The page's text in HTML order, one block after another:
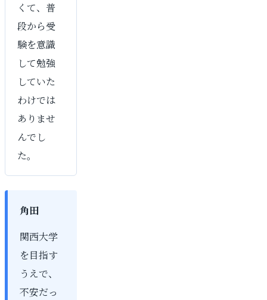
くて、普
段から受
験を意識
して勉強
していた
わけでは
ありませ
んでし
た。
角田
関西大学
を目指す
うえで、
不安だっ